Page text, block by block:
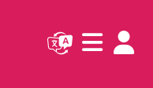
pagina)
Navigatie